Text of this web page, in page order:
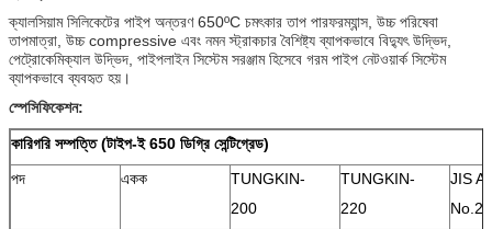
ক্যালসিয়াম সিলিকেটের পাইপ অন্তরণ 650ºC চমৎকার তাপ পারফরম্যান্স, উচ্চ পরিষেবা
তাপমাত্রা, উচ্চ compressive এবং নমন স্ট্রাকচার বৈশিষ্ট্য ব্যাপকভাবে বিদ্যুৎ উদ্ভিদ,
পেট্রোকেমিক্যাল উদ্ভিদ, পাইপলাইন সিস্টেম সরঞ্জাম হিসেবে গরম পাইপ নেটওয়ার্ক সিস্টেম
ব্যাপকভাবে ব্যবহৃত হয়।
স্পেসিফিকেশন:
কারিগরি সম্পত্তি (টাইপ-ই 650 ডিগ্রি সেন্টিগ্রেড)
পদ
একক
TUNGKIN-
200
TUNGKIN-
220
JIS
No.2-